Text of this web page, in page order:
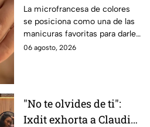
colores que es
tendencia
La microfrancesa de colores
se posiciona como una de las
manicuras favoritas para darle
un toque divertido, delicado y
06 agosto, 2026
"No te olvides de ti":
Ixdit exhorta a Claudia